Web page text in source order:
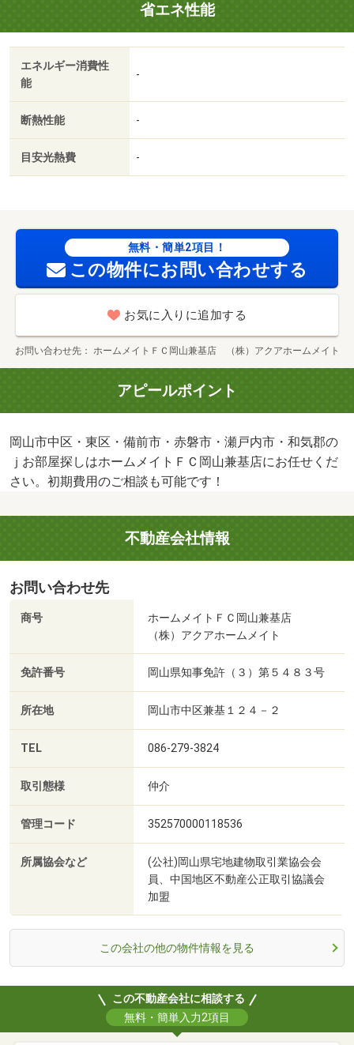
省エネ性能
エネルギー消費性
能
-
断熱性能 -
目安光熱費 -
無料・簡単2項目！
この物件にお問い合わせする
お気に入りに追加する
お問い合わせ先 ホームメイトＦＣ岡山兼基店 （株）アクアホームメイト
アピールポイント
岡山市中区・東区・備前市・赤磐市・瀬戸内市・和気郡の
ｊお部屋探しはホームメイトＦＣ岡山兼基店にお任せくだ
さい。初期費用のご相談も可能です！
不動産会社情報
お問い合わせ先
商号
ホームメイトＦＣ岡山兼基店
（株）アクアホームメイト
免許番号 岡山県知事免許（３）第５４８３号
所在地 岡山市中区兼基１２４－２
TEL 086-279-3824
取引態様 仲介
管理コード 352570000118536
所属協会など
(公社)岡山県宅地建物取引業協会会
員、中国地区不動産公正取引協議会
加盟
この会社の他の物件情報を見る
この不動産会社に相談する
無料・簡単入力2項目